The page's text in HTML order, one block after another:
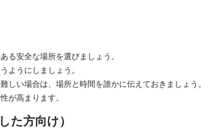
る安全な場所を選びましょう。
ようにしましょう。
しい場合は、場所と時間を誰かに伝えておきましょう。
が高まります。
た方向け）